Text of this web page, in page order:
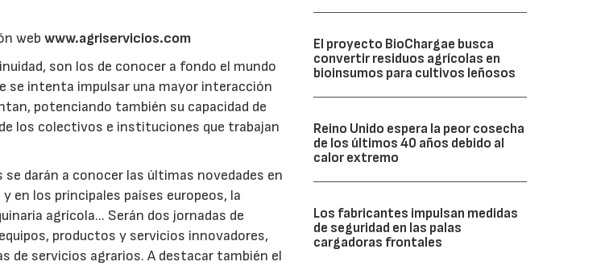
web www.agriservicios.com
son los de conocer a fondo el mundo
se intenta impulsar una mayor interacción
potenciando también su capacidad de
los colectivos e instituciones que trabajan
darán a conocer las últimas novedades en
en los principales países europeos, la
agrícola... Serán dos jornadas de
productos y servicios innovadores,
de servicios agrarios. A destacar también el
El proyecto BioChargae busca
convertir residuos agrícolas en
bioinsumos para cultivos leñosos
Reino Unido espera la peor cosecha
de los últimos 40 años debido al
calor extremo
Los fabricantes impulsan medidas
de seguridad en las palas
cargadoras frontales